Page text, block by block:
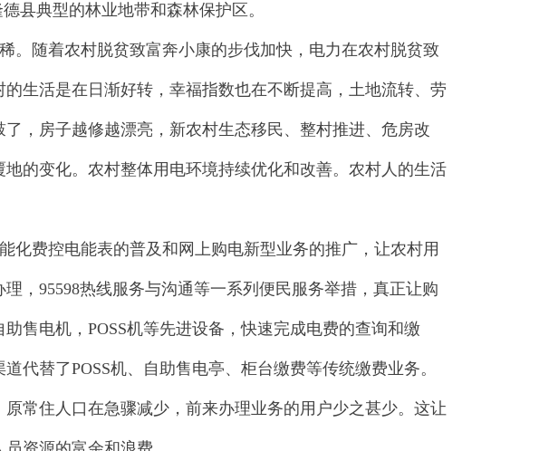
县典型的林业地带和森林保护区。
。随着农村脱贫致富奔小康的步伐加快，电力在农村脱贫致
生活是在日渐好转，幸福指数也在不断提高，土地流转、劳
，房子越修越漂亮，新农村生态移民、整村推进、危房改
的变化。农村整体用电环境持续优化和改善。农村人的生活
化费控电能表的普及和网上购电新型业务的推广，让农村用
，95598热线服务与沟通等一系列便民服务举措，真正让购
售电机，POSS机等先进设备，快速完成电费的查询和缴
代替了POSS机、自助售电亭、柜台缴费等传统缴费业务。
常住人口在急骤减少，前来办理业务的用户少之甚少。这让